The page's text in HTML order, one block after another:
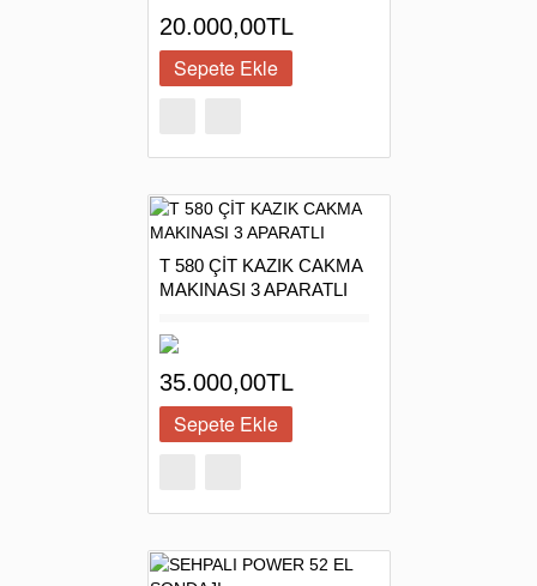
20.000,00TL
T 580 ÇİT KAZIK CAKMA
MAKINASI 3 APARATLI
35.000,00TL